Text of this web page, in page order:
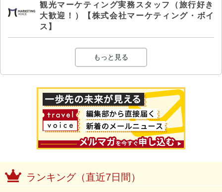
観光マーケティング実務スタッフ（旅行好き
大歓迎！）【株式会社マーケティング・ボイ
ス】
もっと見る
ランキング（直近7日間）